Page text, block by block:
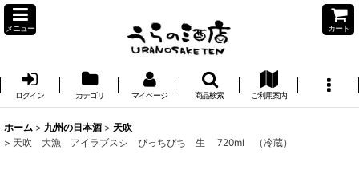
メニュー カート
ログイン カテゴリ マイページ 商品検索 ご利用案内
ホーム > 九州の日本酒 > 天吹
> 天吹 大漁 アイラブスシ ぴっちぴち 生 720ml （冷蔵）